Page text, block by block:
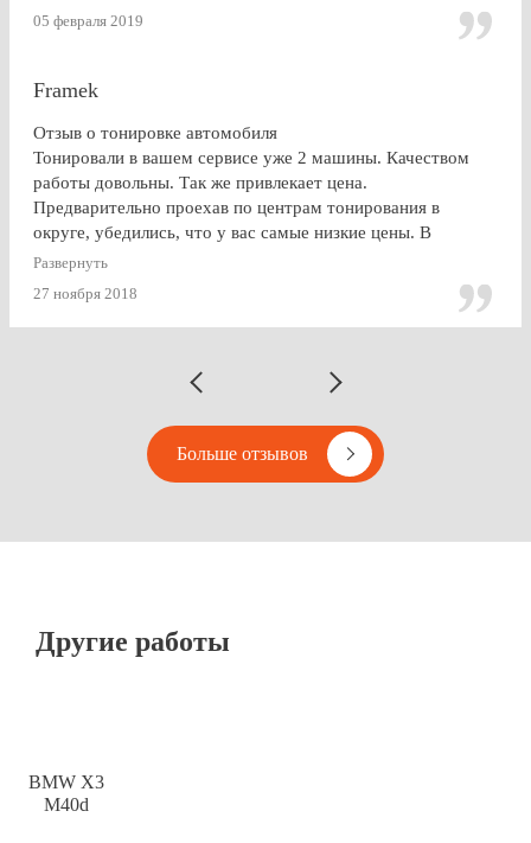
05 февраля 2019
Framek
Отзыв о тонировке автомобиля
Тонировали в вашем сервисе уже 2 машины. Качеством
работы довольны. Так же привлекает цена.
Предварительно проехав по центрам тонирования в
округе, убедились, что у вас самые низкие цены. В
будущем, думаю, будем так же пользоваться услугами
Развернуть
27 ноября 2018
Больше отзывов
Другие работы
BMW X3
M40d